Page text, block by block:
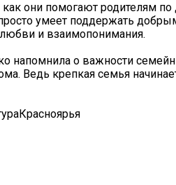
они помогают родителям по
умеет поддержать
и взаимопонимания.
напомнила о важности
Ведь крепкая семья